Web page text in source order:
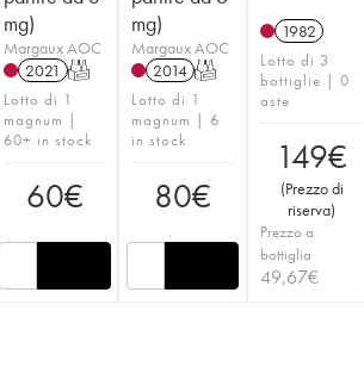
mg)
Margaux AOC
2021 T
Lotto di 1
magnum |
60+ in stock
60€
mg)
Margaux AOC
2014 T
Lotto di 1
magnum | 6
in stock
80€
1982
Lotto di 3
bottiglie | 0
aste
149€
(Prezzo di
riserva)
Prezzo a
bottiglia
49,67€